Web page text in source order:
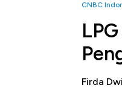
CNBC
Firda